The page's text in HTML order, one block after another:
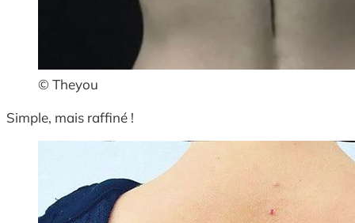
© Theyou
Simple, mais raffiné !